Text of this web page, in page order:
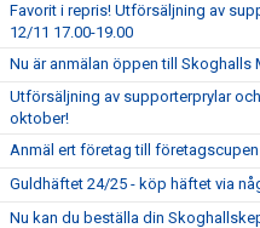
Favorit i repris! Utförsäljning av
12/11 17.00-19.00
Nu är anmälan öppen till Skoghalls
Utförsäljning av supporterprylar
oktober!
Anmäl ert företag till
Guldhäftet 24/25 - köp häftet via
Nu kan du beställa din